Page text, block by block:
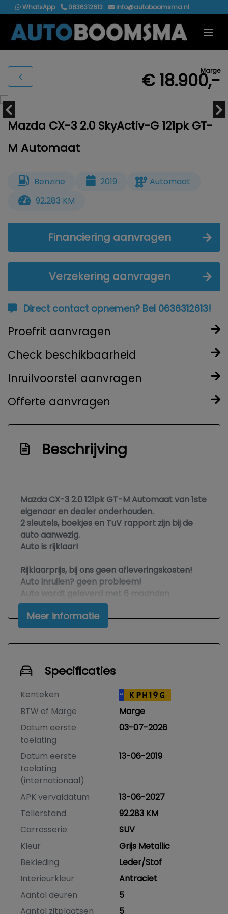
WhatsApp 0636312613 info@autoboomsma.nl
Marge
€ 18.900,-
Mazda CX-3 2.0 SkyActiv-G 121pk GT-
M Automaat
Benzine 2019
Automaat
92.283 KM
Financiering aanvragen
Verzekering aanvragen
Direct contact opnemen? Bel 0636312613!
Proefrit aanvragen
Check beschikbaarheid
Inruilvoorstel aanvragen
Offerte aanvragen
Beschrijving
Mazda CX-3 2.0 121pk GT-M Automaat van 1ste
eigenaar en dealer onderhouden.
2 sleutels, boekjes en TuV rapport zijn bij de
auto aanwezig.
Auto is rijklaar!
Rijklaarprijs, bij ons geen afleveringskosten!
Auto inruilen? geen probleem!
Auto wordt geleverd met 6 maanden
AutoBoomsma Garantie.
Auto financieren? Wij verzorgen het.
U vind ons bij Autoexpert Bouma & Sepp
Burgum (wij delen het terrein en de
Meer informatie
Specificaties
Kenteken NL KPH19G
BTW of Marge
Marge
Datum eerste
toelating
03-07-2026
Datum eerste
toelating
(internationaal)
13-06-2019
APK vervaldatum
13-06-2027
Tellerstand
92.283 KM
Carrosserie
SUV
Kleur
Grijs Metallic
Bekleding
Leder/Stof
Interieurkleur
Antraciet
Aantal deuren
5
Aantal zitplaatsen
5